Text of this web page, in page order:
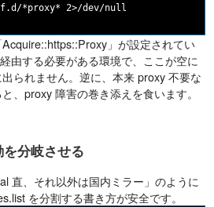
」が設定されてい
由する必要がある環境で、ここが空に
られません。逆に、本来 proxy 不要な
、proxy 障害の巻き添えを食います。
分岐させる
直、それ以外は国内ミラー」のように
を分割する書き方が安全です。